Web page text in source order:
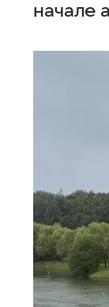
начале